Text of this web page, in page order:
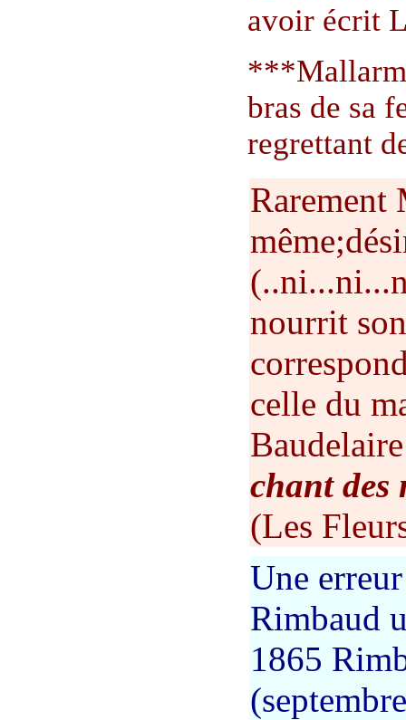
avoir écrit
bras de sa
regrettant
Rarement
nourrit
celle du
chant
(Les
Une
Rimbaud
1865